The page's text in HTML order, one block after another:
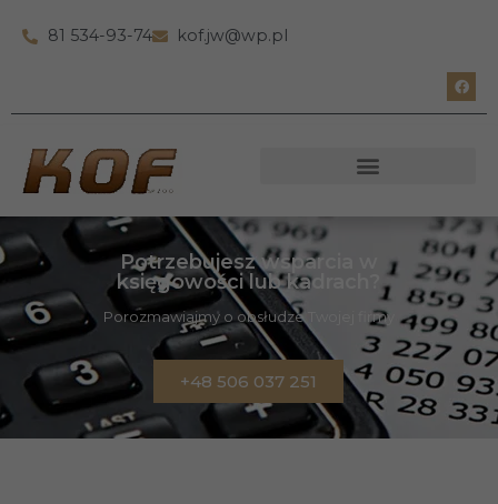
81 534-93-74 kof.jw@wp.pl
Potrzebujesz wsparcia w
księgowości lub kadrach?
Porozmawiajmy o obsłudze Twojej firmy
+48 506 037 251